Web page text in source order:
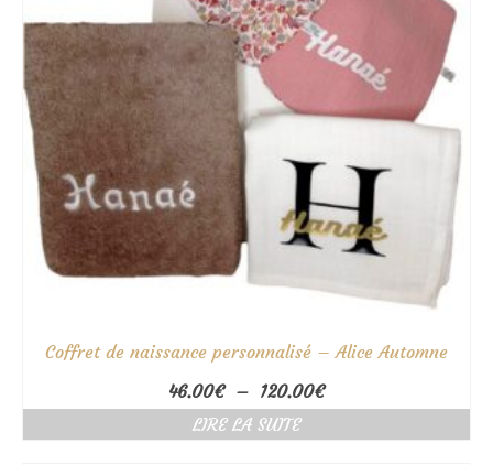
Coffret de naissance personnalisé – Alice Automne
46.00€ – 120.00€Plage
de
LIRE LA SUITE